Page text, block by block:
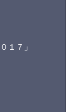
１７」